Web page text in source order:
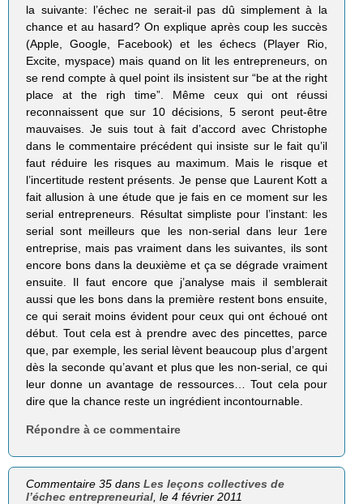
la suivante: l’échec ne serait-il pas dû simplement à la
chance et au hasard? On explique après coup les succès
(Apple, Google, Facebook) et les échecs (Player Rio,
Excite, myspace) mais quand on lit les entrepreneurs, on
se rend compte à quel point ils insistent sur “be at the right
place at the righ time”. Même ceux qui ont réussi
reconnaissent que sur 10 décisions, 5 seront peut-être
mauvaises. Je suis tout à fait d’accord avec Christophe
dans le commentaire précédent qui insiste sur le fait qu’il
faut réduire les risques au maximum. Mais le risque et
l’incertitude restent présents. Je pense que Laurent Kott a
fait allusion à une étude que je fais en ce moment sur les
serial entrepreneurs. Résultat simpliste pour l’instant: les
serial sont meilleurs que les non-serial dans leur 1ere
entreprise, mais pas vraiment dans les suivantes, ils sont
encore bons dans la deuxième et ça se dégrade vraiment
ensuite. Il faut encore que j’analyse mais il semblerait
aussi que les bons dans la première restent bons ensuite,
ce qui serait moins évident pour ceux qui ont échoué ont
début. Tout cela est à prendre avec des pincettes, parce
que, par exemple, les serial lèvent beaucoup plus d’argent
dès la seconde qu’avant et plus que les non-serial, ce qui
leur donne un avantage de ressources… Tout cela pour
dire que la chance reste un ingrédient incontournable.
Répondre à ce commentaire
Commentaire 35 dansLes leçons collectives de
l’échec entrepreneurial , le 4 février 2011